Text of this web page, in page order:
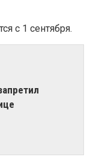
с 1 сентября.